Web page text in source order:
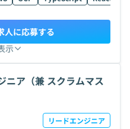
示
人に応募する
ニア（兼 スクラムマス
リードエンジニア